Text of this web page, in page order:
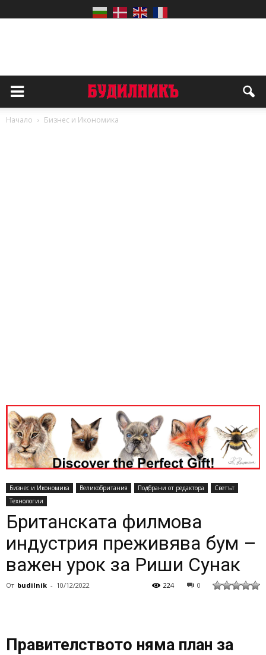
Начало Бизнес и Икономика
Бизнес и Икономика Великобритания Подбрани от редактора
Светът
Технологии
Британската филмова
индустрия преживява бум –
важен урок за Риши Сунак
От budilnik - 10/12/2022 0
224
Правителството няма план за